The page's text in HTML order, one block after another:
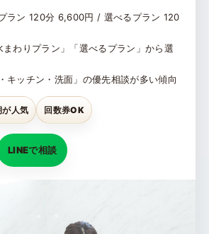
ラン 120分 6,600円 / 選べるプラン 120
まわりプラン」「選べるプラン」から選
キッチン・洗面」の優先相談が多い傾向
が人気 回数券OK
LINEで相談